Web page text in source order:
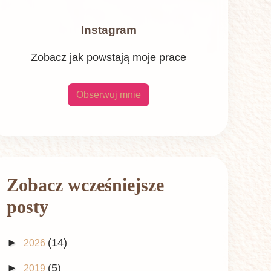
Instagram
Zobacz jak powstają moje prace
Obserwuj mnie
Zobacz wcześniejsze
posty
► 2026 (14)
► 2019 (5)